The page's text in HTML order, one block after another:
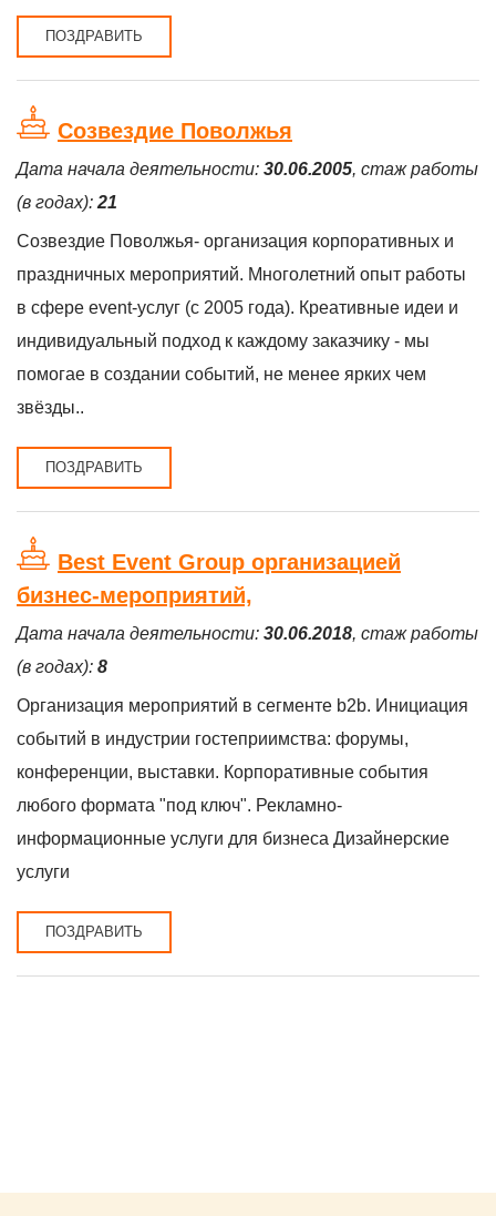
ПОЗДРАВИТЬ
Созвездие Поволжья
Дата начала деятельности: 30.06.2005, стаж работы
(в годах): 21
Созвездие Поволжья- организация корпоративных и
праздничных мероприятий. Многолетний опыт работы
в сфере event-услуг (c 2005 года). Креативные идеи и
индивидуальный подход к каждому заказчику - мы
помогае в создании событий, не менее ярких чем
звёзды..
ПОЗДРАВИТЬ
Best Event Group организацией
бизнес-мероприятий,
Дата начала деятельности: 30.06.2018, стаж работы
(в годах): 8
Организация мероприятий в сегменте b2b. Инициация
событий в индустрии гостеприимства: форумы,
конференции, выставки. Корпоративные события
любого формата "под ключ". Рекламно-
информационные услуги для бизнеса Дизайнерские
услуги
ПОЗДРАВИТЬ